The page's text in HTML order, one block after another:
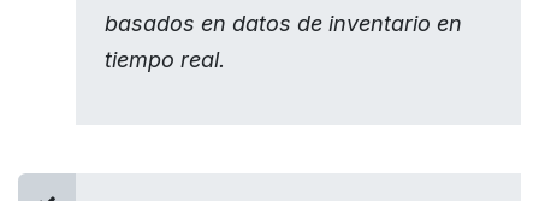
basados en datos de inventario en
tiempo real.